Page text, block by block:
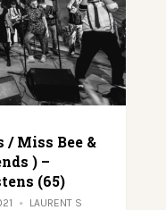
/ Miss Bee &
) –
(65)
LAURENT S